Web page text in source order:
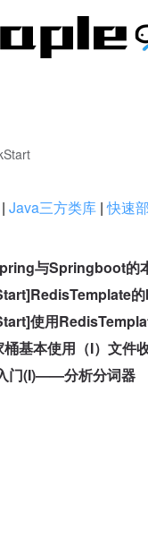
| Java三方类库 |快速
与Springboot的
使用
基本使用（I）文件
门(I)——分析分词器